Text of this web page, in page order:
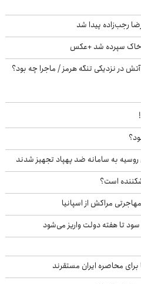
رجب‌زاده پیدا شد
خاک سپرده شد +عکس
در نزدیکی تنگه هرمز / ماجرا چه بود؟
به سامانه ضد پهپاد تجهیز شدند
است؟
مراکش از اسپانیا
تا هفته دولت واریز می‌شود